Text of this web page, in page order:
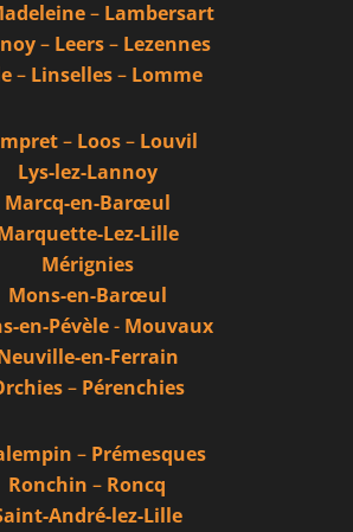
– Lambersart
– Leers– Lezennes
– Linselles– Lomme
– Loos– Louvil
Lys-lez-Lannoy
Marcq-en-Barœul
Lez-Lille
Mérignies
Mons-en-Barœul
en-Pévèle- Mouvaux
en-Ferrain
– Pérenchies
– Prémesques
Ronchin – Roncq
André-lez-Lille